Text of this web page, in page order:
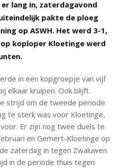
lang in, zaterdagavond
pakte de ploeg
op ASWH. Het werd 3-1,
koploper Kloetinge werd
in een kopgroepje van vijf
elkaar kruipen. Ook blijft
strijd om de tweede periode.
te sterk was voor Kloetinge,
Er zijn nog twee duels te
en Gemert-Kloetinge op
zaterdag in tegen Zwaluwen
in de periode thuis tegen